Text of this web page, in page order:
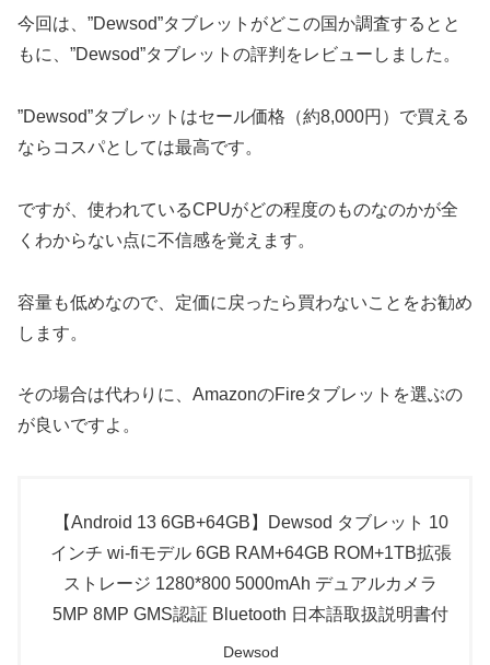
今回は、”Dewsod”タブレットがどこの国か調査するとと
もに、”Dewsod”タブレットの評判をレビューしました。
”Dewsod”タブレットはセール価格（約8,000円）で買える
ならコスパとしては最高です。
ですが、使われているCPUがどの程度のものなのかが全
くわからない点に不信感を覚えます。
容量も低めなので、定価に戻ったら買わないことをお勧め
します。
その場合は代わりに、AmazonのFireタブレットを選ぶの
が良いですよ。
【Android 13 6GB+64GB】Dewsod タブレット 10
インチ wi-fiモデル 6GB RAM+64GB ROM+1TB拡張
ストレージ 1280*800 5000mAh デュアルカメラ
5MP 8MP GMS認証 Bluetooth 日本語取扱説明書付
Dewsod